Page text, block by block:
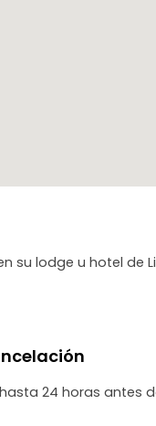
su lodge u hotel de
24 horas antes